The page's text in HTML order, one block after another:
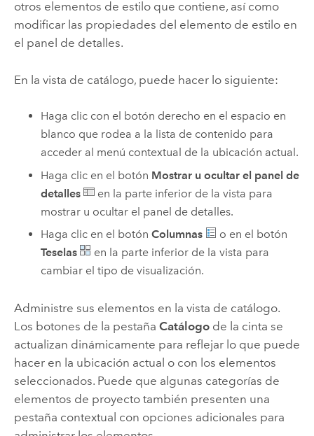
otros elementos de estilo que contiene, así como
modificar las propiedades del elemento de estilo en
el panel de detalles.
En la vista de catálogo, puede hacer lo siguiente:
Haga clic con el botón derecho en el espacio en
blanco que rodea a la lista de contenido para
acceder al menú contextual de la ubicación actual.
Haga clic en el botón Mostrar u ocultar el panel de
detalles
en la parte inferior de la vista para
mostrar u ocultar el panel de detalles.
Haga clic en el botónColumnas
o en el botón
Teselas
en la parte inferior de la vista para
cambiar el tipo de visualización.
Administre sus elementos en la vista de catálogo.
Los botones de la pestaña Catálogode la cinta se
actualizan dinámicamente para reflejar lo que puede
hacer en la ubicación actual o con los elementos
seleccionados. Puede que algunas categorías de
elementos de proyecto también presenten una
pestaña contextual con opciones adicionales para